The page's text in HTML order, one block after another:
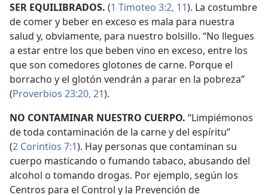
SER EQUILIBRADOS. (1 Timoteo 3:2, 11). La costumbre
de comer y beber en exceso es mala para nuestra
salud y, obviamente, para nuestro bolsillo. “No llegues
a estar entre los que beben vino en exceso, entre los
que son comedores glotones de carne. Porque el
borracho y el glotón vendrán a parar en la pobreza”
(Proverbios 23:20, 21).
NO CONTAMINAR NUESTRO CUERPO. “Limpiémonos
de toda contaminación de la carne y del espíritu”
(2 Corintios 7:1). Hay personas que contaminan su
cuerpo masticando o fumando tabaco, abusando del
alcohol o tomando drogas. Por ejemplo, según los
Centros para el Control y la Prevención de